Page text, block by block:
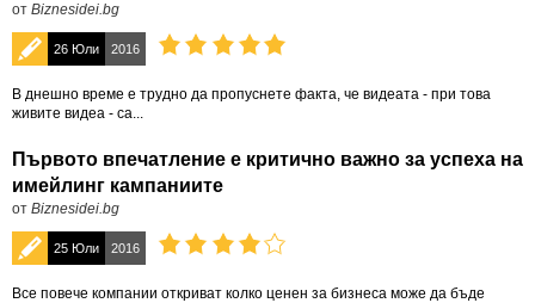
от Biznesidei.bg
26 Юли 2016
В днешно време е трудно да пропуснете факта, че видеата - при това
живите видеа - са...
Първото впечатление е критично важно за успеха на
имейлинг кампаниите
от Biznesidei.bg
25 Юли 2016
Все повече компании откриват колко ценен за бизнеса може да бъде